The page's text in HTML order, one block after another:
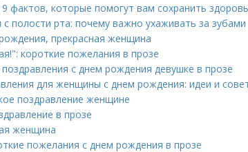
9 фактов, которые помогут вам сохранить
с полости рта: почему важно ухаживать за зубами
прекрасная женщина
короткие пожелания в прозе
с днем рождения девушке в прозе
для женщины с днем рождения: идеи и
поздравление женщине
в прозе
женщина
пожелания с днем рождения в прозе